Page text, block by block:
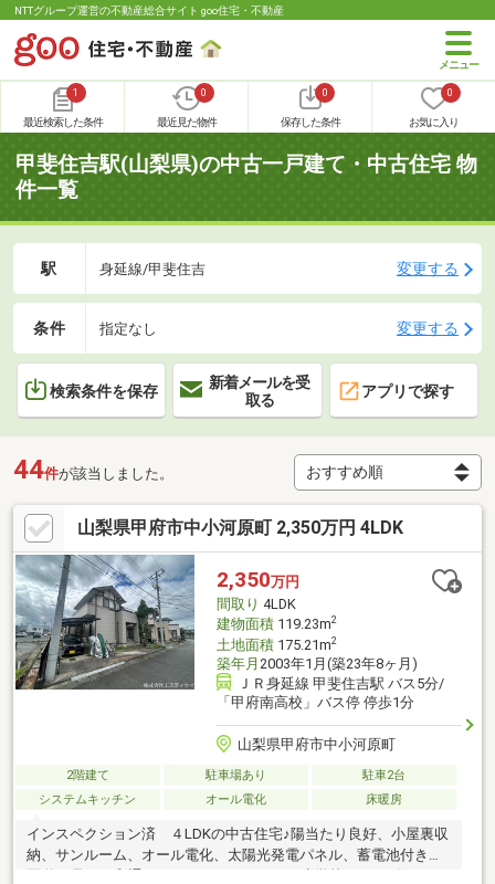
NTTグループ運営の不動産総合サイト goo住宅・不動産
1
最近検索した条件
0
最近見た物件
0
保存した条件
0
お気に入り
甲斐住吉駅(山梨県)の中古一戸建て・中古住宅 物
件一覧
駅 身延線/甲斐住吉 変更する
条件 指定なし 変更する
検索条件を保存
新着メールを受
取る
アプリで探す
44件が該当しました。
山梨県甲府市中小河原町 2,350万円 4LDK
2,350万円
間取り 4LDK
建物面積119.23m2
土地面積175.21m2
築年月 2003年1月(築23年8ヶ月)
ＪＲ身延線 甲斐住吉駅 バス5分/
「甲府南高校」バス停 停歩1分
山梨県甲府市中小河原町
2階建て 駐車場あり
駐車2台
システムキッチン
オール電化 床暖房
インスペクション済 ４LDKの中古住宅♪陽当たり良好、小屋裏収
納、サンルーム、オール電化、太陽光発電パネル、蓄電池付き！